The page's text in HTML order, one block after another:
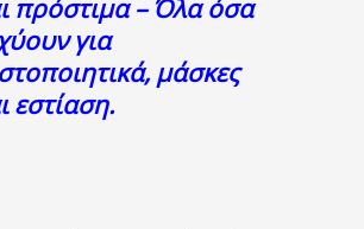
πρόστιμα – Όλα όσα
για
μάσκες
εστίαση.